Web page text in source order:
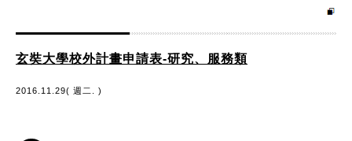
玄奘大學校外計畫申請表-研究、服務類
2016.11.29( 週二. )